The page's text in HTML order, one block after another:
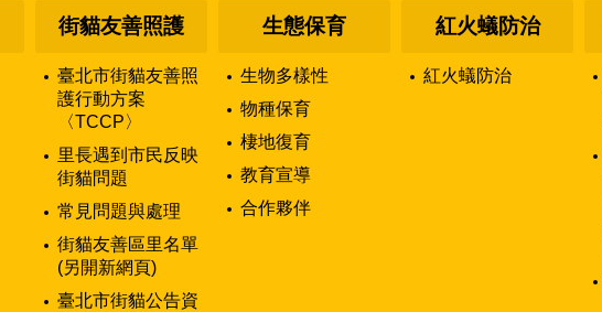
街貓友善照護
臺北市街貓友善照
護行動方案
〈TCCP〉
里長遇到市民反映
街貓問題
常見問題與處理
街貓友善區里名單
(另開新網頁)
臺北市街貓公告資
生態保育
生物多樣性
物種保育
棲地復育
教育宣導
合作夥伴
紅火蟻防治
紅火蟻防治